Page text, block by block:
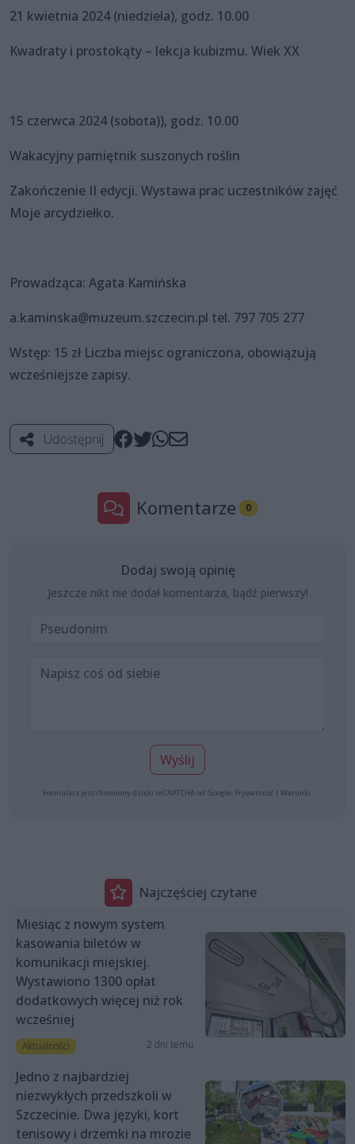
21 kwietnia 2024 (niedziela), godz. 10.00
Kwadraty i prostokąty – lekcja kubizmu. Wiek XX
15 czerwca 2024 (sobota)), godz. 10.00
Wakacyjny pamiętnik suszonych roślin
Zakończenie II edycji. Wystawa prac uczestników zajęć
Moje arcydziełko.
Prowadząca: Agata Kamińska
a.kaminska@muzeum.szczecin.pl tel. 797 705 277
Wstęp: 15 zł Liczba miejsc ograniczona, obowiązują
wcześniejsze zapisy.
Udostępnij
Komentarze 0
Dodaj swoją opinię
Jeszcze nikt nie dodał komentarza, bądź pierwszy!
Wyślij
Formularz jest chroniony dzięki reCAPTCHA od Google: Prywatność | Warunki
Najczęściej czytane
Miesiąc z nowym system
kasowania biletów w
komunikacji miejskiej.
Wystawiono 1300 opłat
dodatkowych więcej niż rok
wcześniej
Aktualności 2 dni temu
Jedno z najbardziej
niezwykłych przedszkoli w
Szczecinie. Dwa języki, kort
tenisowy i drzemki na mrozie